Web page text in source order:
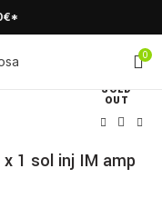
0
SOLD
OUT
1 sol inj IM amp